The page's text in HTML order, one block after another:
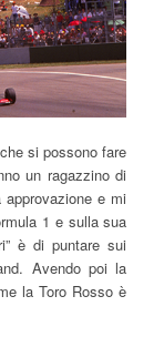
si possono fare
un ragazzino di
e mi
1 e sulla sua
è di puntare sui
Avendo poi la
la Toro Rosso è